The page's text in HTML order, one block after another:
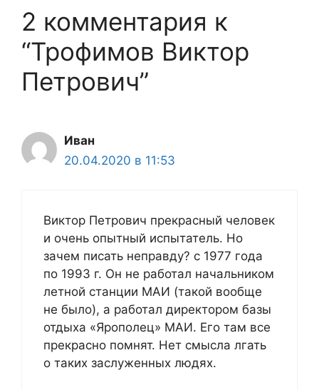
2 комментария к
“Трофимов Виктор
Петрович”
Иван
20.04.2020 в 11:53
Виктор Петрович прекрасный человек
и очень опытный испытатель. Но
зачем писать неправду? с 1977 года
по 1993 г. Он не работал начальником
летной станции МАИ (такой вообще
не было), а работал директором базы
отдыха «Ярополец» МАИ. Его там все
прекрасно помнят. Нет смысла лгать
о таких заслуженных людях.